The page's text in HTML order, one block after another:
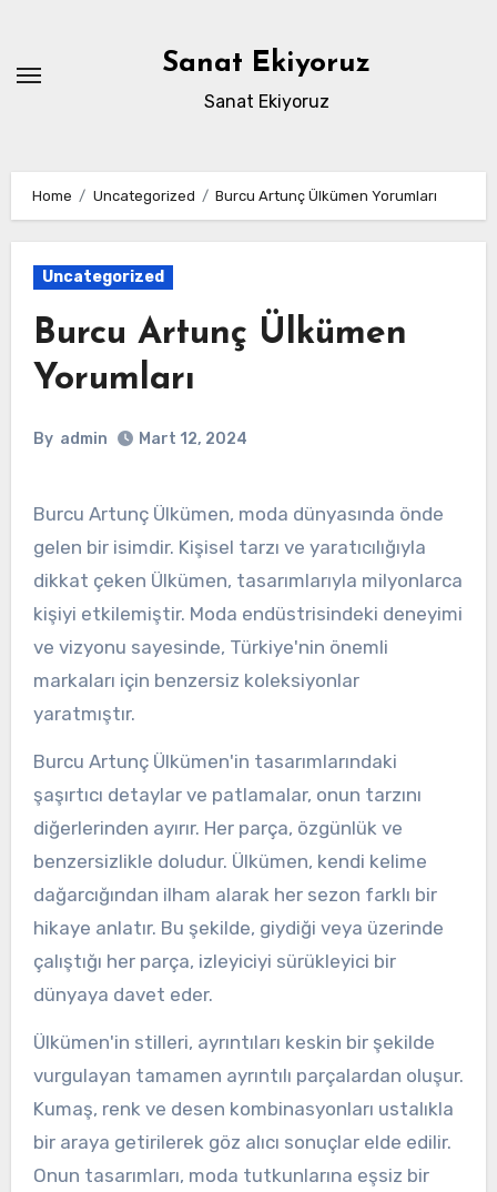
content
Sanat Ekiyoruz
Sanat Ekiyoruz
Home Uncategorized Burcu Artunç Ülkümen Yorumları
Uncategorized
Burcu Artunç Ülkümen
Yorumları
By admin Mart 12, 2024
Burcu Artunç Ülkümen, moda dünyasında önde
gelen bir isimdir. Kişisel tarzı ve yaratıcılığıyla
dikkat çeken Ülkümen, tasarımlarıyla milyonlarca
kişiyi etkilemiştir. Moda endüstrisindeki deneyimi
ve vizyonu sayesinde, Türkiye'nin önemli
markaları için benzersiz koleksiyonlar
yaratmıştır.
Burcu Artunç Ülkümen'in tasarımlarındaki
şaşırtıcı detaylar ve patlamalar, onun tarzını
diğerlerinden ayırır. Her parça, özgünlük ve
benzersizlikle doludur. Ülkümen, kendi kelime
dağarcığından ilham alarak her sezon farklı bir
hikaye anlatır. Bu şekilde, giydiği veya üzerinde
çalıştığı her parça, izleyiciyi sürükleyici bir
dünyaya davet eder.
Ülkümen'in stilleri, ayrıntıları keskin bir şekilde
vurgulayan tamamen ayrıntılı parçalardan oluşur.
Kumaş, renk ve desen kombinasyonları ustalıkla
bir araya getirilerek göz alıcı sonuçlar elde edilir.
Onun tasarımları, moda tutkunlarına eşsiz bir